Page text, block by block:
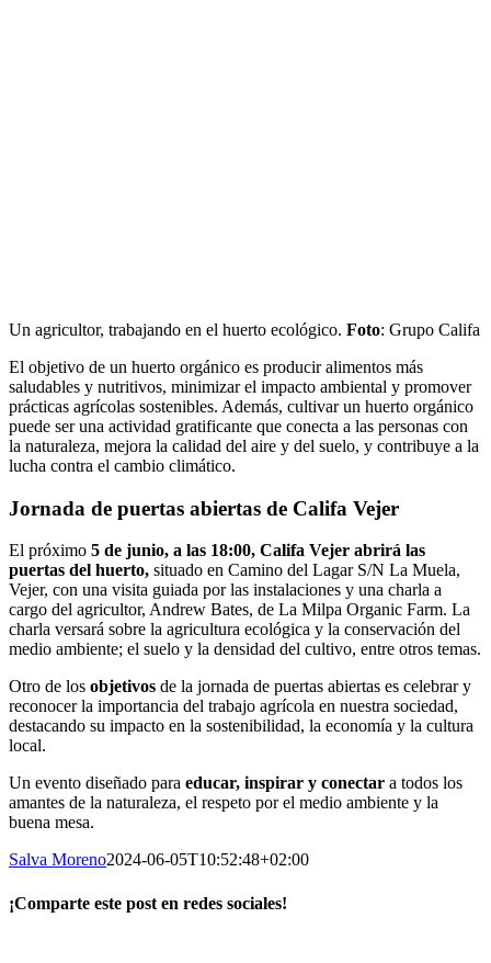
Un agricultor, trabajando en el huerto ecológico. Foto: Grupo Califa
El objetivo de un huerto orgánico es producir alimentos más
saludables y nutritivos, minimizar el impacto ambiental y promover
prácticas agrícolas sostenibles. Además, cultivar un huerto orgánico
puede ser una actividad gratificante que conecta a las personas con
la naturaleza, mejora la calidad del aire y del suelo, y contribuye a la
lucha contra el cambio climático.
Jornada de puertas abiertas de Califa Vejer
El próximo 5 de junio, a las 18:00, Califa Vejer abrirá las
puertas del huerto, situado en Camino del Lagar S/N La Muela,
Vejer, con una visita guiada por las instalaciones y una charla a
cargo del agricultor, Andrew Bates, de La Milpa Organic Farm. La
charla versará sobre la agricultura ecológica y la conservación del
medio ambiente; el suelo y la densidad del cultivo, entre otros temas.
Otro de los objetivos de la jornada de puertas abiertas es celebrar y
reconocer la importancia del trabajo agrícola en nuestra sociedad,
destacando su impacto en la sostenibilidad, la economía y la cultura
local.
Un evento diseñado para educar, inspirar y conectar a todos los
amantes de la naturaleza, el respeto por el medio ambiente y la
buena mesa.
Salva Moreno2024-06-05T10:52:48+02:00
¡Comparte este post en redes sociales!